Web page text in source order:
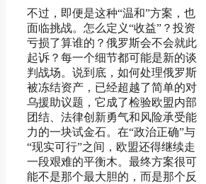
不过，即便是这种“温和”方案，也
面临挑战。怎么定义“收益”？投资
亏损了算谁的？俄罗斯会不会就此
起诉？每一个细节都可能是新的谈
判战场。说到底，如何处理俄罗斯
被冻结资产，已经超越了简单的对
乌援助议题，它成了检验欧盟内部
团结、法律创新勇气和风险承受能
力的一块试金石。在“政治正确”与
“现实可行”之间，欧盟还得继续走
一段艰难的平衡木。最终方案很可
能不是那个最大胆的，而是那个反